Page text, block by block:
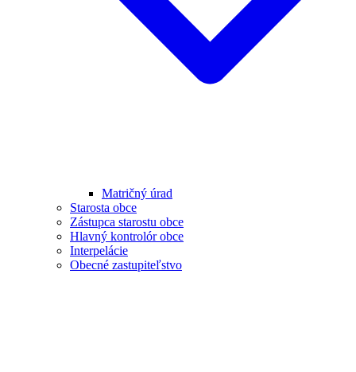
Matričný úrad
Starosta obce
Zástupca starostu obce
Hlavný kontrolór obce
Interpelácie
Obecné zastupiteľstvo